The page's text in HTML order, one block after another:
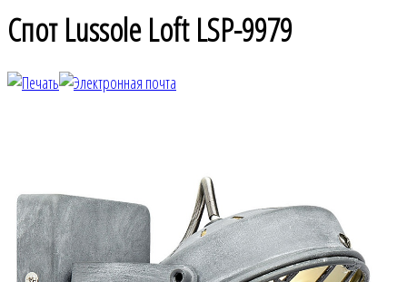
Спот Lussole Loft LSP-9979